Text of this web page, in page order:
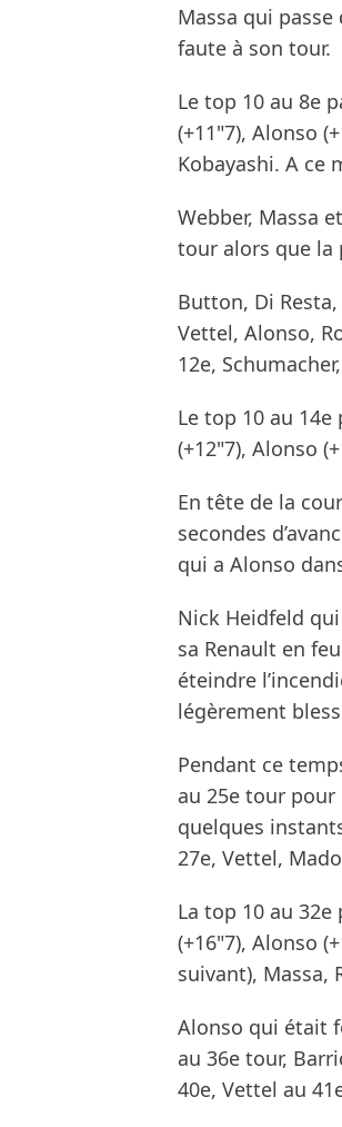
Massa qui
faute à son tour.
Le top 10 au 8e
(+11"7), Alonso
Kobayashi. A ce
Webber, Massa
tour alors que la
Button, Di
Vettel, Alonso,
12e,
Le top 10 au
(+12"7), Alonso
En tête de la
secondes
qui a Alonso
Nick Heidfeld
sa Renault en
éteindre
légèrement
Pendant ce
au 25e tour
quelques
27e, Vettel,
La top 10 au
(+16"7), Alonso
suivant), Massa,
Alonso qui était
au 36e tour,
40e, Vettel au